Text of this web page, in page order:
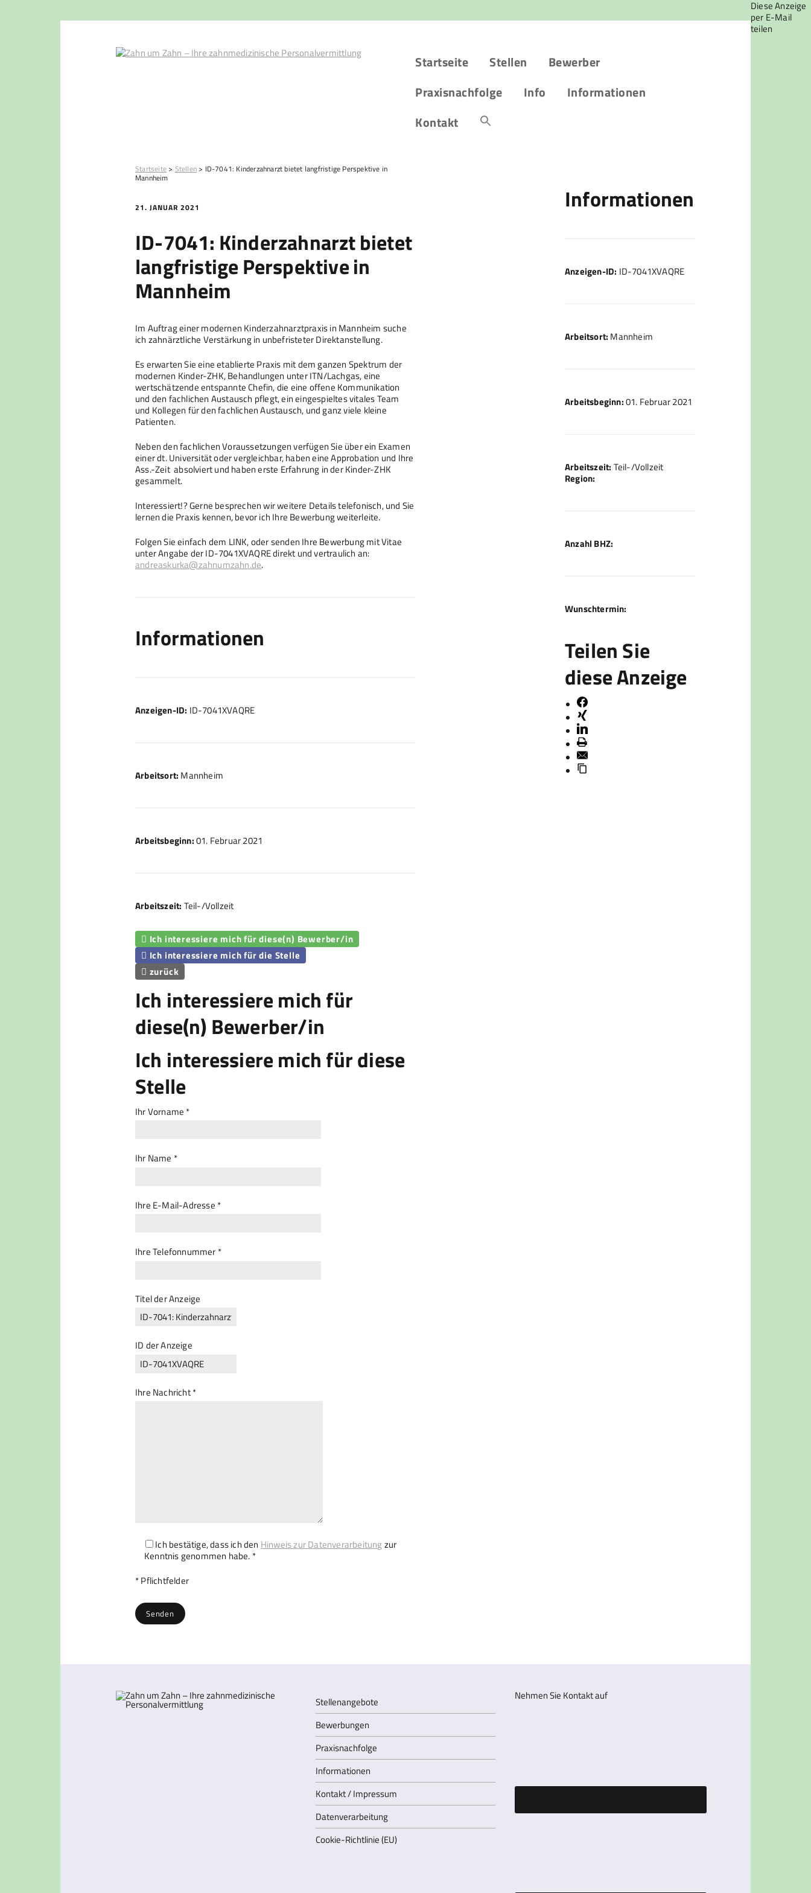
Startseite Stellen
Bewerber
Praxisnachfolge
Info
Informationen
Kontakt
Startseite > Stellen > ID-7041: Kinderzahnarzt bietet langfristige Perspektive in
Mannheim
21. JANUAR 2021
ID-7041: Kinderzahnarzt bietet
langfristige Perspektive in
Mannheim
Im Auftrag einer modernen Kinderzahnarztpraxis in Mannheim suche
ich zahnärztliche Verstärkung in unbefristeter Direktanstellung.
Es erwarten Sie eine etablierte Praxis mit dem ganzen Spektrum der
modernen Kinder-ZHK, Behandlungen unter ITN/Lachgas, eine
wertschätzende entspannte Chefin, die eine offene Kommunikation
und den fachlichen Austausch pflegt, ein eingespieltes vitales Team
und Kollegen für den fachlichen Austausch, und ganz viele kleine
Patienten.
Neben den fachlichen Voraussetzungen verfügen Sie über ein Examen
einer dt. Universität oder vergleichbar, haben eine Approbation und Ihre
Ass.-Zeit absolviert und haben erste Erfahrung in der Kinder-ZHK
gesammelt.
Interessiert!? Gerne besprechen wir weitere Details telefonisch, und Sie
lernen die Praxis kennen, bevor ich Ihre Bewerbung weiterleite.
Folgen Sie einfach dem LINK, oder senden Ihre Bewerbung mit Vitae
unter Angabe der ID-7041XVAQRE direkt und vertraulich an:
andreaskurka@zahnumzahn.de.
Informationen
Anzeigen-ID: ID-7041XVAQRE
Arbeitsort: Mannheim
Arbeitsbeginn:01. Februar 2021
Arbeitszeit: Teil-/Vollzeit
 Ich interessiere mich für diese(n) Bewerber/in
 Ich interessiere mich für die Stelle
 zurück
Ich interessiere mich für
diese(n) Bewerber/in
Ich interessiere mich für diese
Stelle
Ihr Vorname *
Ihr Name *
Ihre E-Mail-Adresse *
Ihre Telefonnummer *
Titel der Anzeige
ID der Anzeige
Ihre Nachricht *
Ich bestätige, dass ich den Hinweis zur Datenverarbeitung zur
Kenntnis genommen habe. *
Bitte lasse dieses Feld leer.
* Pflichtfelder
Informationen
Anzeigen-ID: ID-7041XVAQRE
Arbeitsort: Mannheim
Arbeitsbeginn:01. Februar 2021
Arbeitszeit: Teil-/Vollzeit
Region:
Anzahl BHZ:
Wunschtermin:
Teilen Sie
diese Anzeige
Stellenangebote
Bewerbungen
Praxisnachfolge
Informationen
Kontakt / Impressum
Datenverarbeitung
Cookie-Richtlinie (EU)
Nehmen Sie Kontakt auf
Diese Anzeige
per E-Mail
teilen